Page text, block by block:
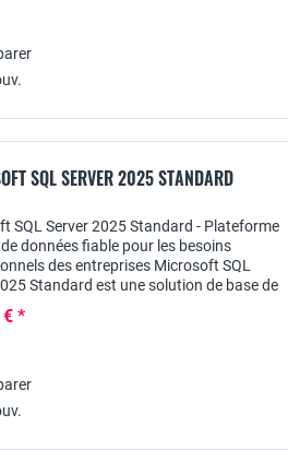
SQL SERVER 2025 STANDARD
SQL Server 2025 Standard - Plateforme
données fiable pour les besoins
des entreprises Microsoft SQL
Standard est une solution de base de
€ *